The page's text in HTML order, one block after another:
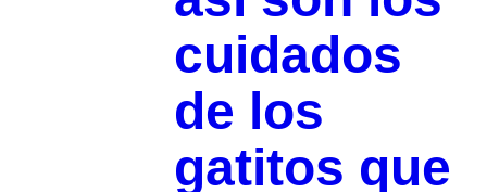
cuidados
de los
gatitos que